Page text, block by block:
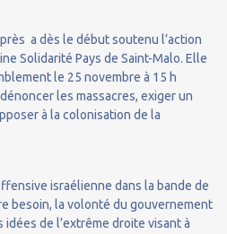
a dès le début soutenu l’action
Solidarité Pays de Saint-Malo. Elle
le 25 novembre à 15 h
les massacres, exiger un
à la colonisation de la
israélienne dans la bande de
besoin, la volonté du gouvernement
idées de l’extrême droite visant à